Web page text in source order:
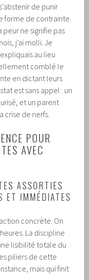
de punir
forme de contrainte.
peur ne signifie pas
j’ai molli. Je
au lieu
comblé le
en dictant leurs
est sans appel : un
et un parent
crise de nerfs.
POUR
AVEC
ASSORTIES
ET IMMÉDIATES
concrète. On
La discipline
lisibilité totale du
piliers de cette
mais qui finit